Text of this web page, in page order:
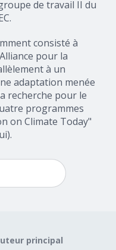
de travail II du
consisté à
pour la
à un
adaptation menée
recherche pour le
programmes
on Climate Today"
principal